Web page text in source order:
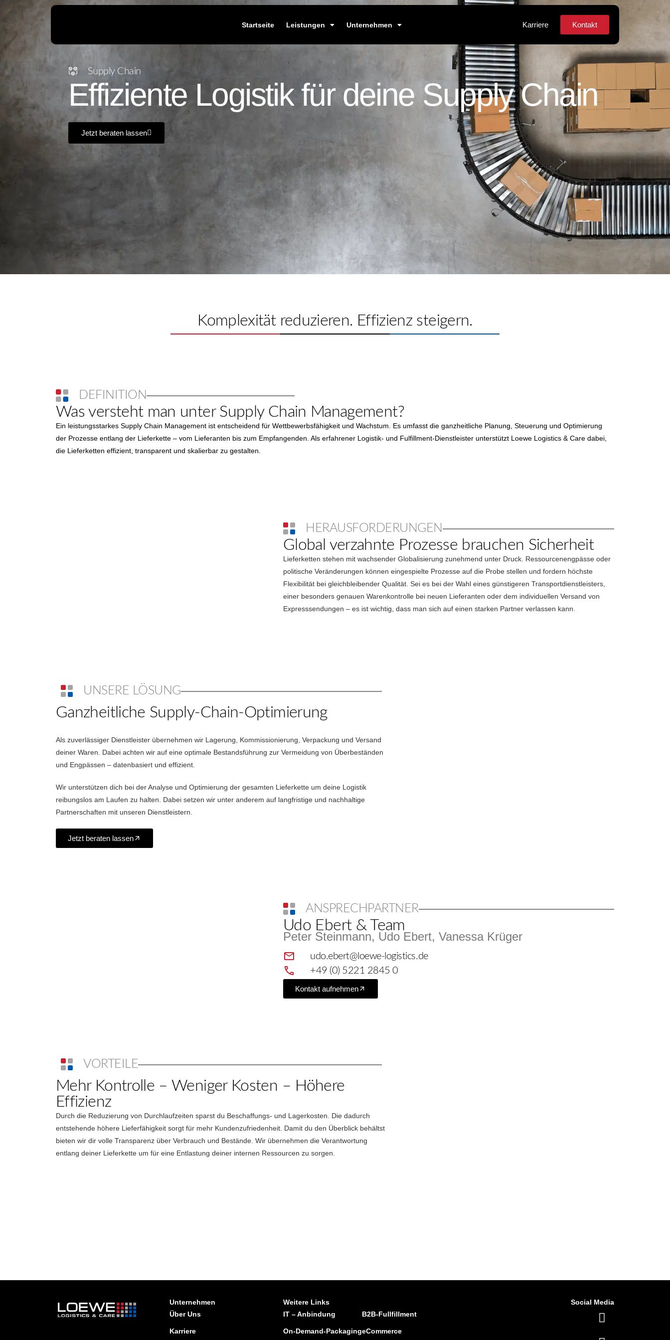
Startseite Leistungen Unternehmen Karriere Kontakt
Supply Chain
Effiziente Logistik für deine Supply Chain
Jetzt beraten lassen
Komplexität reduzieren. Effizienz steigern.
DEFINITION
Was versteht man unter Supply Chain Management?
Ein leistungsstarkes Supply Chain Management ist entscheidend für Wettbewerbsfähigkeit und Wachstum. Es umfasst die ganzheitliche Planung, Steuerung und Optimierung
der Prozesse entlang der Lieferkette – vom Lieferanten bis zum Empfangenden. Als erfahrener Logistik- und Fulfillment-Dienstleister unterstützt Loewe Logistics & Care dabei,
die Lieferketten effizient, transparent und skalierbar zu gestalten.
HERAUSFORDERUNGEN
Global verzahnte Prozesse brauchen Sicherheit
Lieferketten stehen mit wachsender Globalisierung zunehmend unter Druck. Ressourcenengpässe oder
politische Veränderungen können eingespielte Prozesse auf die Probe stellen und fordern höchste
Flexibilität bei gleichbleibender Qualität. Sei es bei der Wahl eines günstigeren Transportdienstleisters,
einer besonders genauen Warenkontrolle bei neuen Lieferanten oder dem individuellen Versand von
Expresssendungen – es ist wichtig, dass man sich auf einen starken Partner verlassen kann.
UNSERE LÖSUNG
Ganzheitliche Supply-Chain-Optimierung
Als zuverlässiger Dienstleister übernehmen wir Lagerung, Kommissionierung, Verpackung und Versand
deiner Waren. Dabei achten wir auf eine optimale Bestandsführung zur Vermeidung von Überbeständen
und Engpässen – datenbasiert und effizient.
Wir unterstützen dich bei der Analyse und Optimierung der gesamten Lieferkette um deine Logistik
reibungslos am Laufen zu halten. Dabei setzen wir unter anderem auf langfristige und nachhaltige
Partnerschaften mit unseren Dienstleistern.
Jetzt beraten lassen
ANSPRECHPARTNER
Udo Ebert & Team
Peter Steinmann, Udo Ebert, Vanessa Krüger
udo.ebert@loewe-logistics.de
+49 (0) 5221 2845 0
Kontakt aufnehmen
VORTEILE
Mehr Kontrolle – Weniger Kosten – Höhere
Effizienz
Durch die Reduzierung von Durchlaufzeiten sparst du Beschaffungs- und Lagerkosten. Die dadurch
entstehende höhere Lieferfähigkeit sorgt für mehr Kundenzufriedenheit. Damit du den Überblick behältst
bieten wir dir volle Transparenz über Verbrauch und Bestände. Wir übernehmen die Verantwortung
entlang deiner Lieferkette um für eine Entlastung deiner internen Ressourcen zu sorgen.
Unternehmen
Über Uns
Karriere
Weitere Links
IT – Anbindung
On-Demand-Packaging
B2B-Fullfillment
eCommerce
Social Media